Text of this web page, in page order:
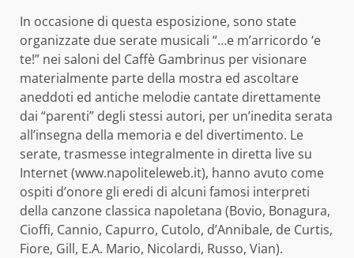
In occasione di questa esposizione, sono state
organizzate due serate musicali “…e m’arricordo ‘e
te!” nei saloni del Caffè Gambrinus per visionare
materialmente parte della mostra ed ascoltare
aneddoti ed antiche melodie cantate direttamente
dai “parenti” degli stessi autori, per un’inedita serata
all’insegna della memoria e del divertimento. Le
serate, trasmesse integralmente in diretta live su
Internet (www.napoliteleweb.it), hanno avuto come
ospiti d’onore gli eredi di alcuni famosi interpreti
della canzone classica napoletana (Bovio, Bonagura,
Cioffi, Cannio, Capurro, Cutolo, d’Annibale, de Curtis,
Fiore, Gill, E.A. Mario, Nicolardi, Russo, Vian).